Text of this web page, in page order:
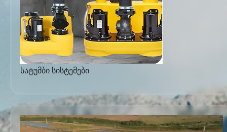
სატუმბი სისტემები